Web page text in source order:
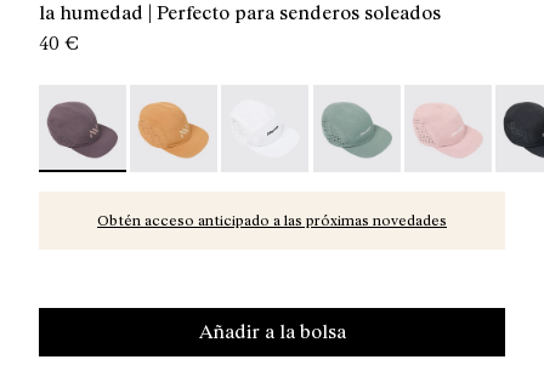
la humedad | Perfecto para senderos soleados
40 €
Race Cap Purple - N1ARC03-007 - Gorra Race de
Race Cap Orange - N1ARC03-006
Race Cap White - N1ARC03-004
Race Cap Green -
Race Cap
Obtén acceso anticipado a las próximas novedades
Añadir a la bolsa